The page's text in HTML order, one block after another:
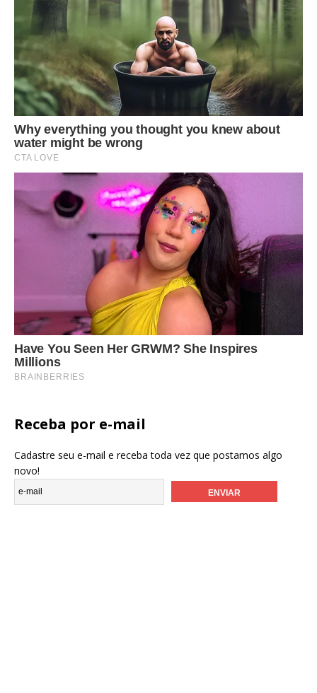
Receba por e-mail
Cadastre seu e-mail e receba toda vez que postamos algo
novo!